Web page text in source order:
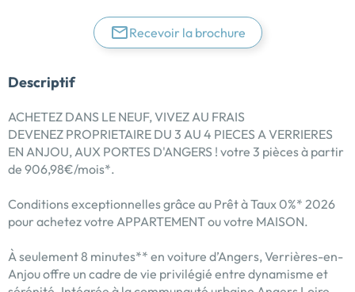
Recevoir la brochure
Descriptif
ACHETEZ DANS LE NEUF, VIVEZ AU FRAIS
DEVENEZ PROPRIETAIRE DU 3 AU 4 PIECES A VERRIERES
EN ANJOU, AUX PORTES D'ANGERS ! votre 3 pièces à partir
de 906,98€/mois*.
Conditions exceptionnelles grâce au Prêt à Taux 0%* 2026
pour achetez votre APPARTEMENT ou votre MAISON.
À seulement 8 minutes** en voiture d’Angers, Verrières-en-
Anjou offre un cadre de vie privilégié entre dynamisme et